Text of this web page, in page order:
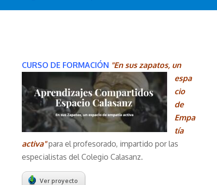
CURSO DE FORMACIÓN "En sus zapatos, un
espa
cio
de
Empa
tía
activa"para el profesorado, impartido por las
especialistas del Colegio Calasanz.
Ver proyecto